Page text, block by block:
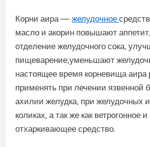
Корни аира —желудочное
масло и акорин повышают
отде­ление желудочного сока,
пищеварение,уменьшают
настоящее время корневища аира
применять при лечении язвенной
ахилии желудка, при желудочных
коликах, а так же как ветрогонное и
отхаркивающее средство.